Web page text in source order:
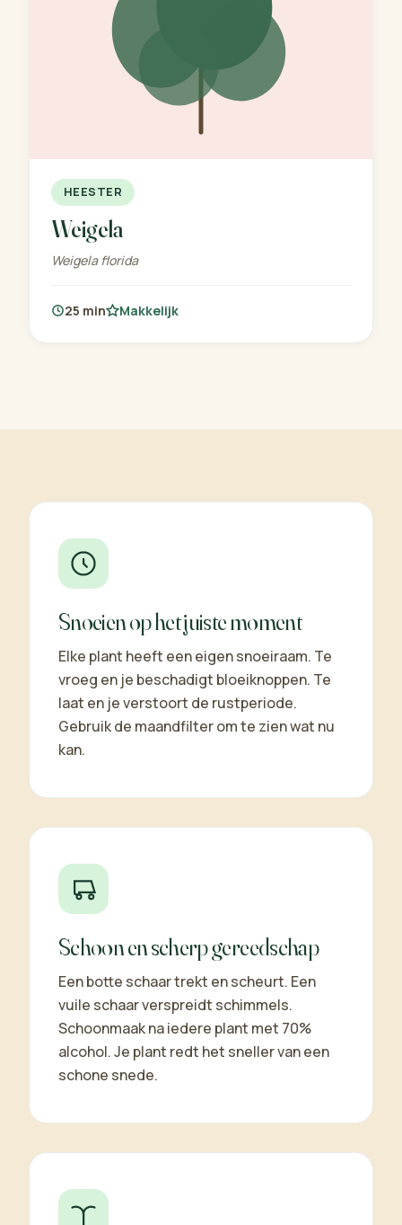
HEESTER
Weigela
Weigela florida
25 min Makkelijk
Snoeien op het juiste moment
Elke plant heeft een eigen snoeiraam. Te
vroeg en je beschadigt bloeiknoppen. Te
laat en je verstoort de rustperiode.
Gebruik de maandfilter om te zien wat nu
kan.
Schoon en scherp gereedschap
Een botte schaar trekt en scheurt. Een
vuile schaar verspreidt schimmels.
Schoonmaak na iedere plant met 70%
alcohol. Je plant redt het sneller van een
schone snede.